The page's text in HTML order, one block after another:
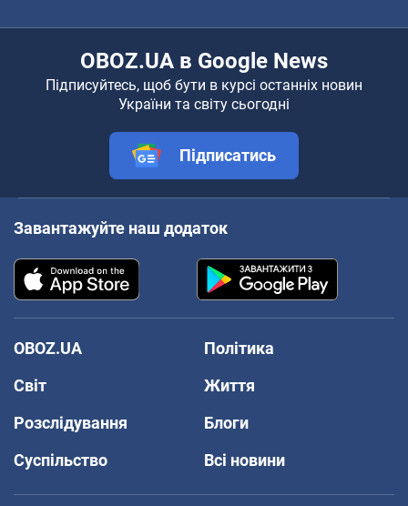
OBOZ.UA в Google News
Підписуйтесь, щоб бути в курсі останніх новин
України та світу сьогодні
Підписатись
Завантажуйте наш додаток
OBOZ.UA
Політика
Світ
Життя
Розслідування
Блоги
Суспільство
Всі новини